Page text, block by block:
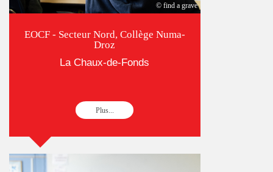
© find a grave
EOCF - Secteur Nord, Collège Numa-
Droz
La Chaux-de-Fonds
Plus...